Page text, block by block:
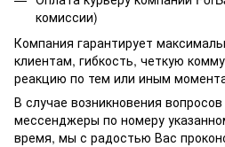
комиссии)
Компания гарантирует
клиентам, гибкость, четкую
реакцию по тем или иным
В случае возникновения
мессенджеры по номеру
время, мы с радостью Вас